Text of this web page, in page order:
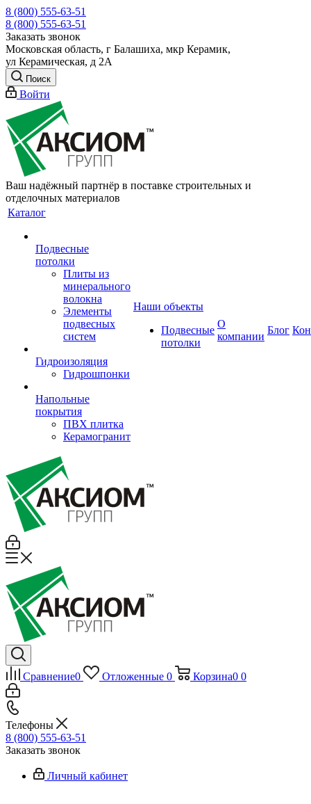
8 (800) 555-63-51
8 (800) 555-63-51
Заказать звонок
Московская область, г Балашиха, мкр Керамик,
ул Керамическая, д 2А
Поиск
Войти
Ваш надёжный партнёр в поставке строительных и
отделочных материалов
Каталог
Подвесные
потолки
Плиты из
минерального
волокна
Элементы
подвесных
систем
Гидроизоляция
Гидрошпонки
Напольные
покрытия
ПВХ плитка
Керамогранит
Наши объекты
Подвесные
потолки
О
компании
Блог
Сравнение0 Отложенные 0 Корзина0 0
Телефоны
8 (800) 555-63-51
Заказать звонок
Личный кабинет